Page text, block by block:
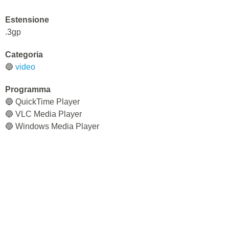
Estensione
.3gp
Categoria
🔵 video
Programma
🔵 QuickTime Player
🔵 VLC Media Player
🔵 Windows Media Player